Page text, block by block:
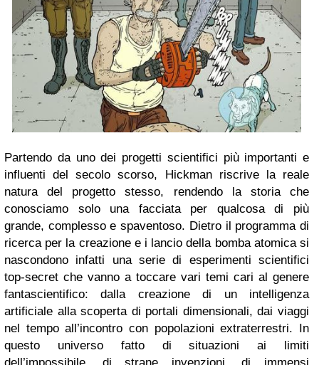
Partendo da uno dei progetti scientifici più importanti e
influenti del secolo scorso, Hickman riscrive la reale
natura del progetto stesso, rendendo la storia che
conosciamo solo una facciata per qualcosa di più
grande, complesso e spaventoso. Dietro il programma di
ricerca per la creazione e i lancio della bomba atomica si
nascondono infatti una serie di esperimenti scientifici
top-secret che vanno a toccare vari temi cari al genere
fantascientifico: dalla creazione di un intelligenza
artificiale alla scoperta di portali dimensionali, dai viaggi
nel tempo all’incontro con popolazioni extraterrestri. In
questo universo fatto di situazioni ai limiti